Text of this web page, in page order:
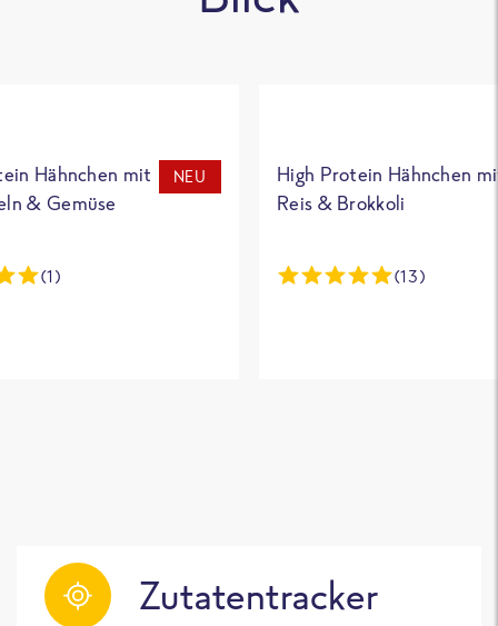
Hähnchen mit
& Gemüse
NEU
(1)
High Protein Hähnchen
Reis & Brokkoli
(13)
Zutatentracker